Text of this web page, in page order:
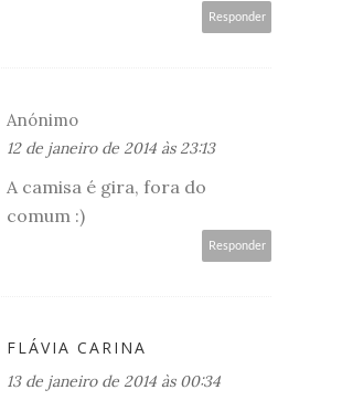
Responder
Anónimo
12 de janeiro de 2014 às 23:13
A camisa é gira, fora do
comum :)
Responder
FLÁVIA CARINA
13 de janeiro de 2014 às 00:34